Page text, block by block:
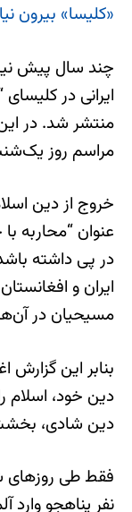
«کلیسا» بیرون
چند سال پیش
ایرانی در
منتشر شد. در
مراسم روز
خروج از دین
عنوان “محاربه
در پی داشته
ایران و
مسیحیان در
بنابر این
دین خود،
دین شادی،
نفر پناهجو وارد